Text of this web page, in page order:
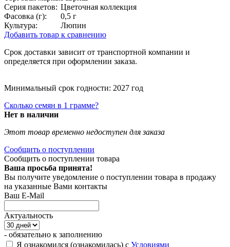
Серия пакетов: Цветочная коллекция
Фасовка (г):
0,5 г
Культура:
Люпин
Добавить товар к сравнению
Срок доставки зависит от транспортной компании и
определяется при оформлении заказа.
Минимальный срок годности: 2027 год
Сколько семян в 1 грамме?
Нет в наличии
Этот товар временно недоступен для заказа
Сообщить о поступлении
Сообщить о поступлении товара
Ваша просьба принята!
Вы получите уведомление о поступлении товара в продажу
на указанные Вами контакты
Ваш E-Mail
Актуальность
- обязательно к заполнению
Я ознакомился (ознакомилась) с Условиями